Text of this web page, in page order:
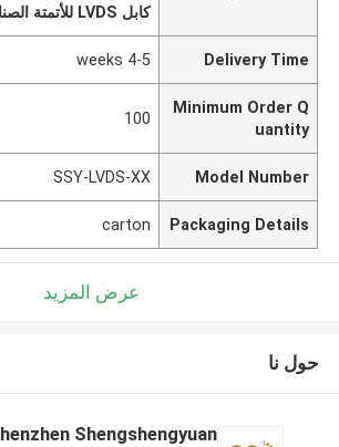
كابل LVDS للأتمتة الصناعية
Delivery Time
4-5 weeks
Minimum Order Q
uantity
100
Model Number
SSY-LVDS-XX
Packaging Details
carton
عرض المزيد
حول نا
Shengshengyuan